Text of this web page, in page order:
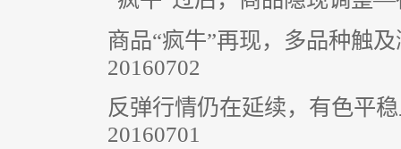
商品“疯牛”再现，多品种触
20160702
反弹行情仍在延续，有色平
20160701